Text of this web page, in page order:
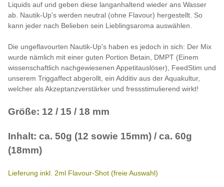
Liquids auf und geben diese langanhaltend wieder ans Wasser
ab. Nautik-Up's werden neutral (ohne Flavour) hergestellt. So
kann jeder nach Belieben sein Lieblingsaroma auswählen.
Die ungeflavourten Nautik-Up's haben es jedoch in sich: Der Mix
wurde nämlich mit einer guten Portion Betain, DMPT (Einem
wissenschaftlich nachgewiesenen Appetitauslöser), FeedStim und
unserem Triggaffect abgerollt, ein Additiv aus der Aquakultur,
welcher als Akzeptanzverstärker und fressstimulierend wirkt!
Größe: 12 / 15 / 18 mm
Inhalt: ca. 50g (12 sowie 15mm) / ca. 60g
(18mm)
Lieferung inkl. 2ml Flavour-Shot (freie Auswahl)